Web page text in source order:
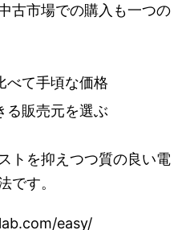
古市場での購入も一つの
べて手頃な価格
る販売元を選ぶ
トを抑えつつ質の良い電
です。
easy/